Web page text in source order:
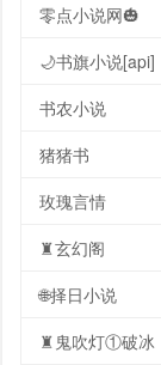
零点小说网🎃
🌙书旗小说[api]
书农小说
猪猪书
玫瑰言情
♜玄幻阁
🌐择日小说
♜鬼吹灯①破冰